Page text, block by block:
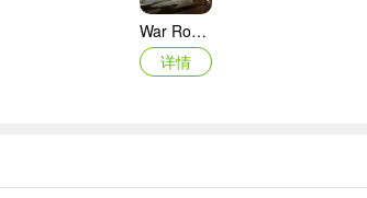
War Robots
详情
全民炮击